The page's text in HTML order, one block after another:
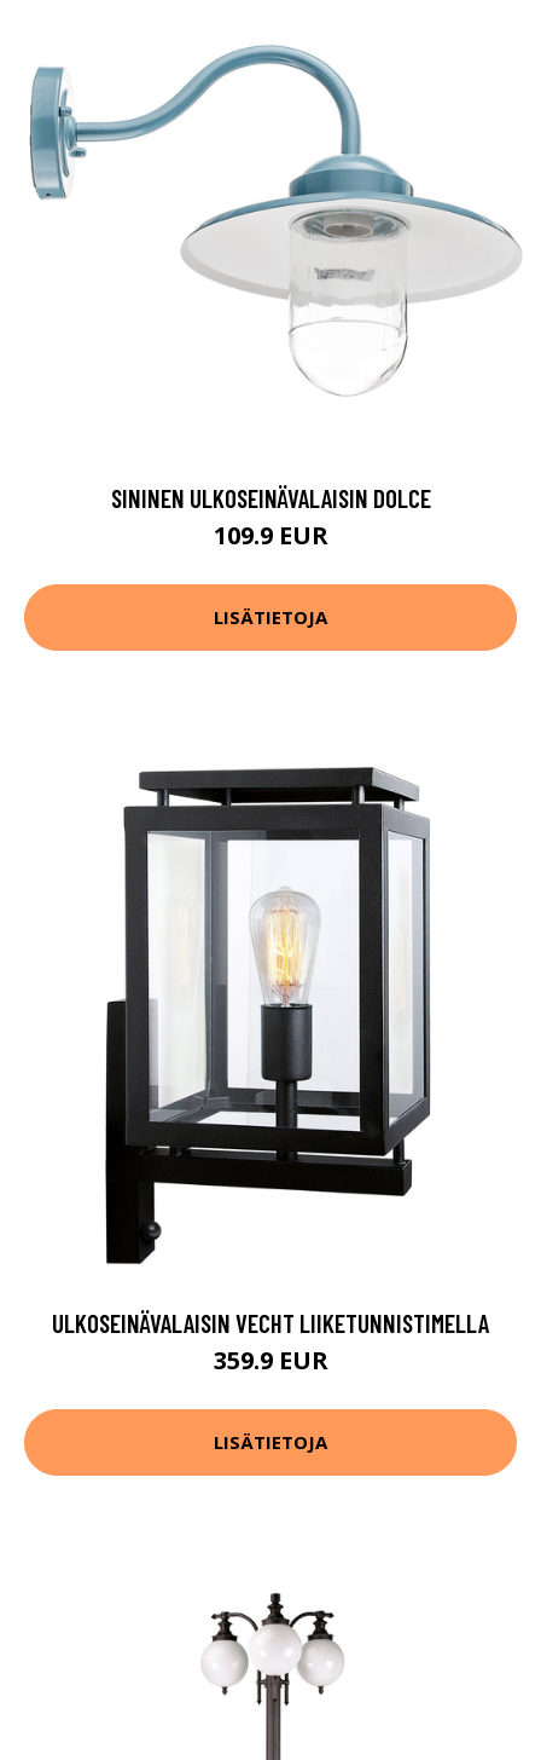
SININEN ULKOSEINÄVALAISIN DOLCE
109.9 EUR
LISÄTIETOJA
ULKOSEINÄVALAISIN VECHT LIIKETUNNISTIMELLA
359.9 EUR
LISÄTIETOJA